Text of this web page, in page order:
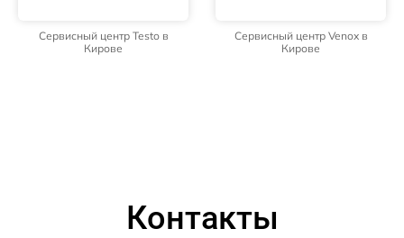
Сервисный центр Testo в
Кирове
Сервисный центр Venox в
Кирове
Контакты